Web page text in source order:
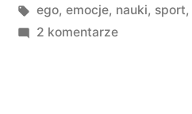
przez
Tagi:
ego, emocje, nauki, sport,
2 komentarzedo